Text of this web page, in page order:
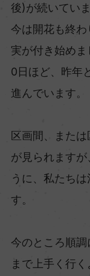
後)が続いていま
今は開花も終
実が付き始め
0日ほど、昨年
進んでいます。
区画間、また
が見られます
うに、私たち
す。
今のところ順
まで上手く行く